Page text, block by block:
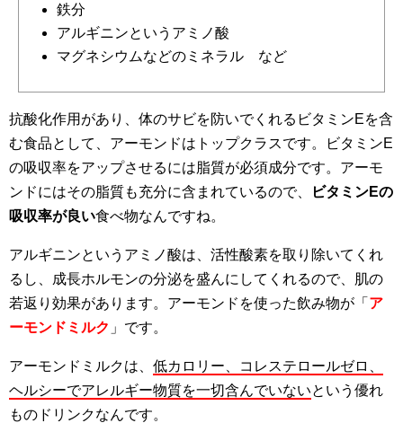
鉄分
アルギニンというアミノ酸
マグネシウムなどのミネラル など
抗酸化作用があり、体のサビを防いでくれるビタミンEを含
む食品として、アーモンドはトップクラスです。ビタミンE
の吸収率をアップさせるには脂質が必須成分です。アーモ
ンドにはその脂質も充分に含まれているので、
ビタミンEの
吸収率が良い食べ物なんですね。
アルギニンというアミノ酸は、活性酸素を取り除いてくれ
るし、成長ホルモンの分泌を盛んにしてくれるので、肌の
若返り効果があります。アーモンドを使った飲み物が「 ア
ーモンドミルク 」です。
アーモンドミルクは、 低カロリー、コレステロールゼロ、
ヘルシーでアレルギー物質を一切含んでいないという優れ
ものドリンクなんです。